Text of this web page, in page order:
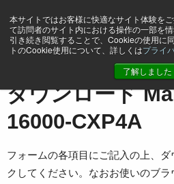
本サイトではお客様に快適なサイト体験を
て訪問者のサイト内における操作の一部を
引き続き閲覧することで、Cookieの使用に
トのCookie使用について、詳しくはプライ
了解しました
Manual - SW-16000-CXP4A
ダウンロード
16000-CXP4A
フォームの各項目にご記入の上、
クしてください。なおお使いのブ